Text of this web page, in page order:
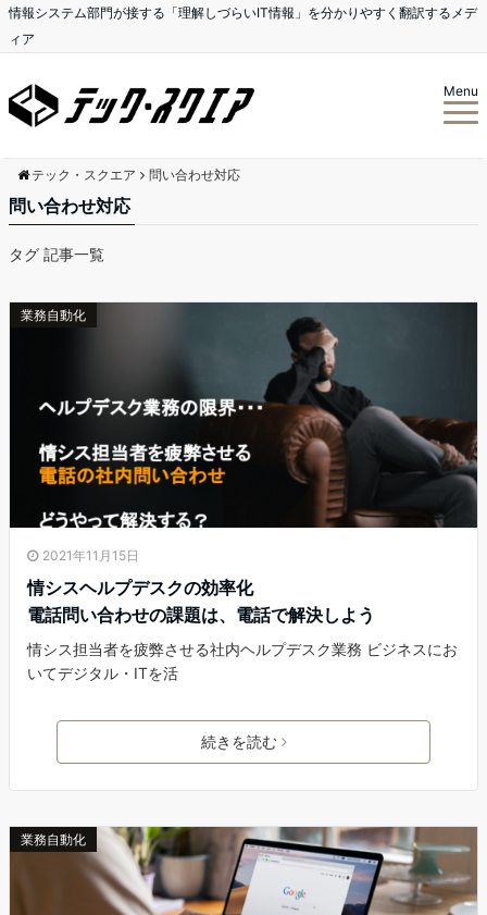
情報システム部門が接する「理解しづらいIT情報」を分かりやすく翻訳するメデ
ィア
Menu
テック・スクエア 問い合わせ対応
問い合わせ対応
タグ 記事一覧
業務自動化
2021年11月15日
情シスヘルプデスクの効率化
電話問い合わせの課題は、電話で解決しよう
情シス担当者を疲弊させる社内ヘルプデスク業務 ビジネスにお
いてデジタル・ITを活
続きを読む
業務自動化